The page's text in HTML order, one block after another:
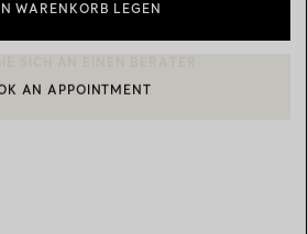
WARENKORB LEGEN
KONTAKTIEREN ODER EINEN
AN APPOINTMENT